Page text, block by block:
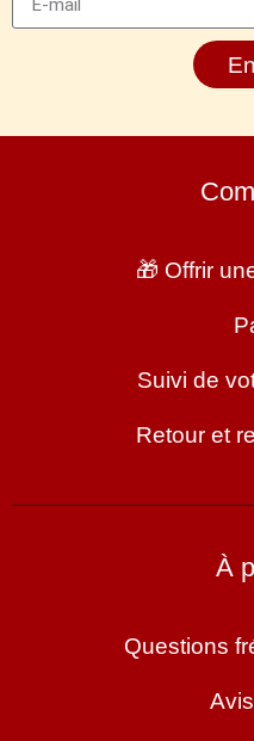
🎁 Offrir
Suivi de
Retour et
À
Questions